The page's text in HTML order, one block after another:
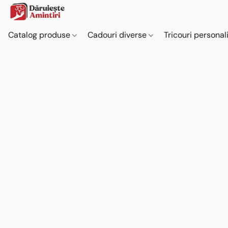
Catalog produse Cadouri diverse Tricouri